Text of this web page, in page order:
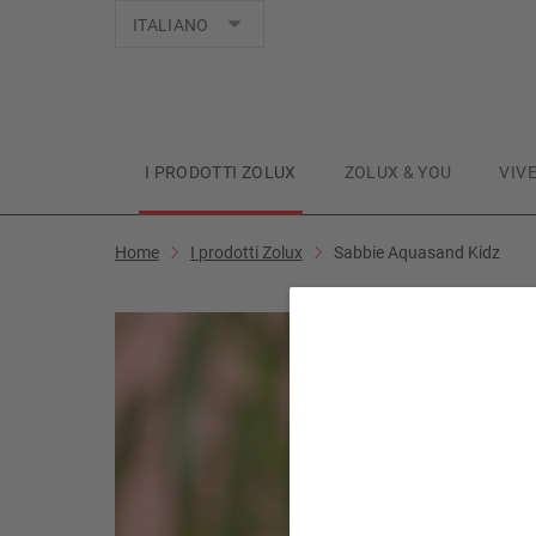
I PRODOTTI ZOLUX ZOLUX & YOU
Lingue
ITALIANO
Home I prodotti Zolux Sabbie Aquasand Kidz